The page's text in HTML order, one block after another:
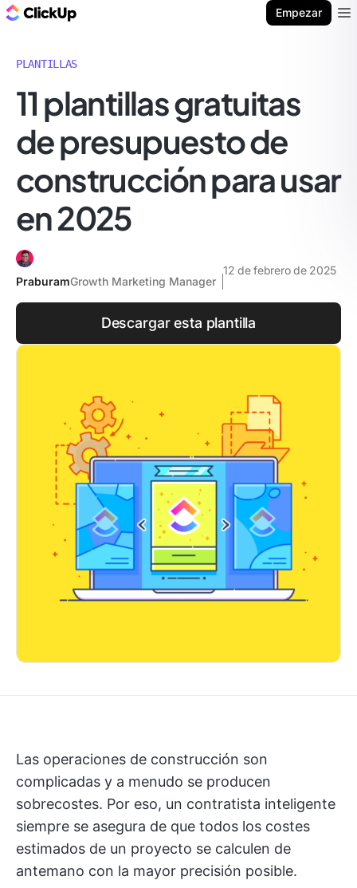
Empezar
PLANTILLAS
11 plantillas gratuitas
de presupuesto de
construcción para usar
en 2025
PraburamGrowth Marketing Manager
12 de febrero de 2025
Descargar esta plantilla
Las operaciones de construcción son
complicadas y a menudo se producen
sobrecostes. Por eso, un contratista inteligente
siempre se asegura de que todos los costes
estimados de un proyecto se calculen de
antemano con la mayor precisión posible.